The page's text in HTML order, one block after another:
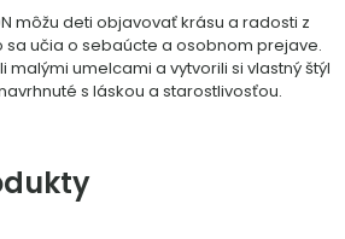
môžu deti objavovať krásu a radosti z
sa učia o sebaúcte a osobnom prejave.
malými umelcami a vytvorili si vlastný štýl
s láskou a starostlivosťou.